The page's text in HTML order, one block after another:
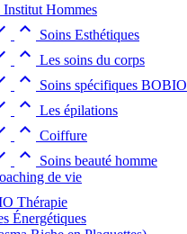
Institut Hommes
 Soins Esthétiques
 Les soins du corps
 Soins spécifiques BOBIO
 Les épilations
 Coiffure

Soins beauté homme
de vie
Thérapie
Énergétiques